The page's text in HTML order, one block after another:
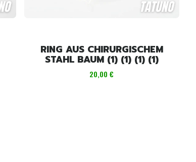
RING AUS CHIRURGISCHEM
STAHL BAUM (1) (1) (1) (1)
Preis
20,00 €